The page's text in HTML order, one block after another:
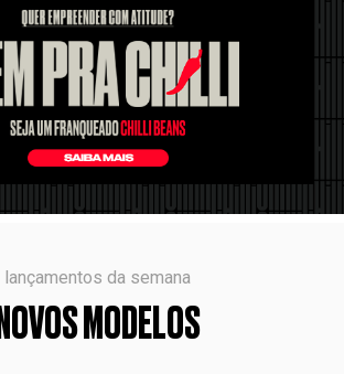
lançamentos da semana
NOVOS MODELOS